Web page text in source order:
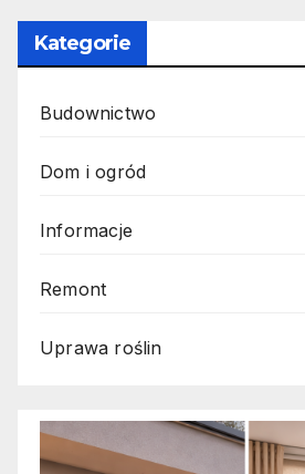
Kategorie
Budownictwo
Dom i ogród
Informacje
Remont
Uprawa roślin